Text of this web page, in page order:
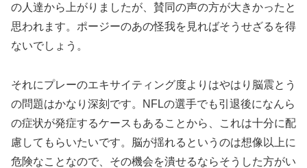
の人達から上がりましたが、賛同の声の方が大きかったと
思われます。ポージーのあの怪我を見ればそうせざるを得
ないでしょう。
それにプレーのエキサイティング度よりはやはり脳震とう
の問題はかなり深刻です。NFLの選手でも引退後になんら
の症状が発症するケースもあることから、これは十分に配
慮してもらいたいです。脳が揺れるというのは想像以上に
危険なことなので、その機会を潰せるならそうした方がい